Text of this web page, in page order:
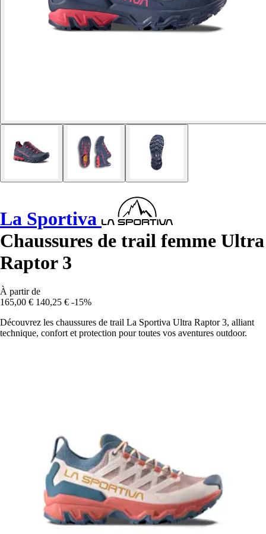
La Sportiva
Chaussures de trail femme Ultra
Raptor 3
À partir de
165,00 € 140,25 € -15%
Découvrez les chaussures de trail La Sportiva Ultra Raptor 3, alliant
technique, confort et protection pour toutes vos aventures outdoor.